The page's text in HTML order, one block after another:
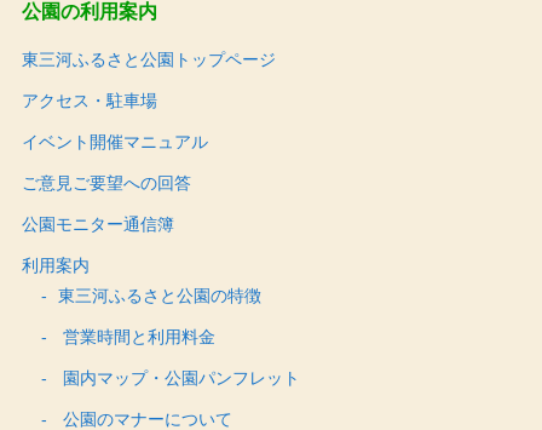
公園の利用案内
東三河ふるさと公園トップページ
アクセス・駐車場
イベント開催マニュアル
ご意見ご要望への回答
公園モニター通信簿
利用案内
東三河ふるさと公園の特徴
営業時間と利用料金
園内マップ・公園パンフレット
公園のマナーについて